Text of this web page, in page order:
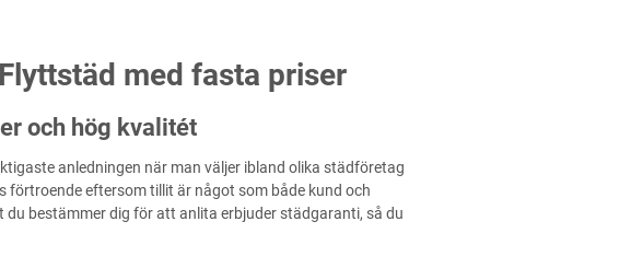
med fasta priser
och hög kvalitét
anledningen när man väljer ibland olika städföretag
eftersom tillit är något som både kund och
bestämmer dig för att anlita erbjuder städgaranti, så du